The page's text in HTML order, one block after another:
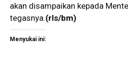
akan disampaikan kepada
tegasnya.(rls/bm)
Menyukai ini: